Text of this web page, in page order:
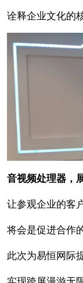
诠释企业文化的
音视频处理器，
让参观企业的客
将会是促进合作
此次为易恒网际